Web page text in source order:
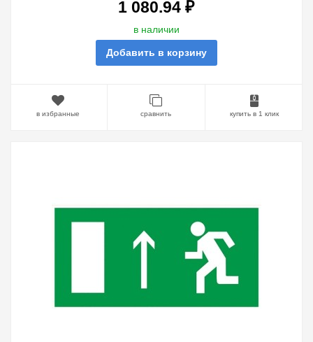
1 080.94 ₽
в наличии
Добавить в корзину
в избранные сравнить купить в 1 клик